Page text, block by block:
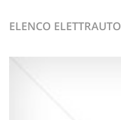
ELENCO ELETTRAUTO